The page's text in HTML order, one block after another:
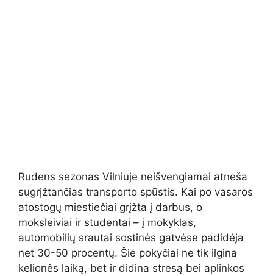
Rudens sezonas Vilniuje neišvengiamai atneša
sugrįžtančias transporto spūstis. Kai po vasaros
atostogų miestiečiai grįžta į darbus, o
moksleiviai ir studentai – į mokyklas,
automobilių srautai sostinės gatvėse padidėja
net 30-50 procentų. Šie pokyčiai ne tik ilgina
kelionės laiką, bet ir didina stresą bei aplinkos